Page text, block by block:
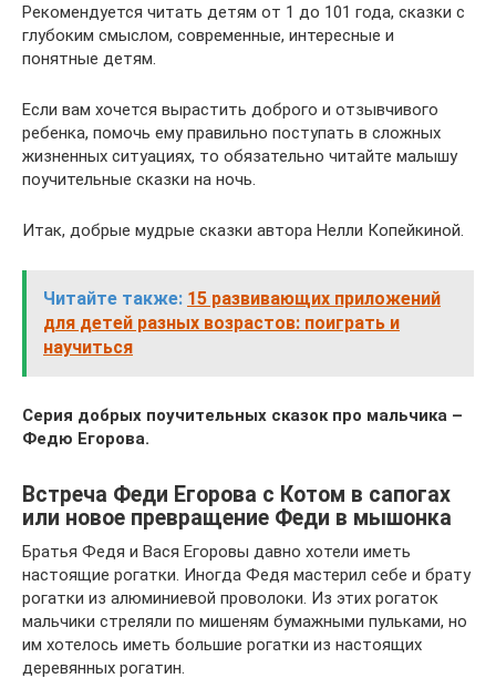
Рекомендуется читать детям от 1 до 101 года, сказки с
глубоким смыслом, современные, интересные и
понятные детям.
Если вам хочется вырастить доброго и отзывчивого
ребенка, помочь ему правильно поступать в сложных
жизненных ситуациях, то обязательно читайте малышу
поучительные сказки на ночь.
Итак, добрые мудрые сказки автора Нелли Копейкиной.
Читайте также: 15 развивающих приложений
для детей разных возрастов: поиграть и
научиться
Серия добрых поучительных сказок про мальчика –
Федю Егорова.
Встреча Феди Егорова с Котом в сапогах
или новое превращение Феди в мышонка
Братья Федя и Вася Егоровы давно хотели иметь
настоящие рогатки. Иногда Федя мастерил себе и брату
рогатки из алюминиевой проволоки. Из этих рогаток
мальчики стреляли по мишеням бумажными пульками, но
им хотелось иметь большие рогатки из настоящих
деревянных рогатин.